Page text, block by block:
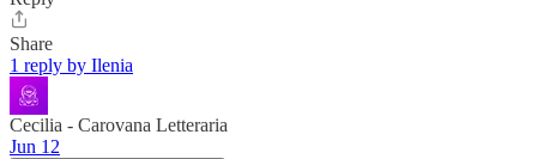
Share
1 reply by Ilenia
Cecilia - Carovana Letteraria
Jun 12